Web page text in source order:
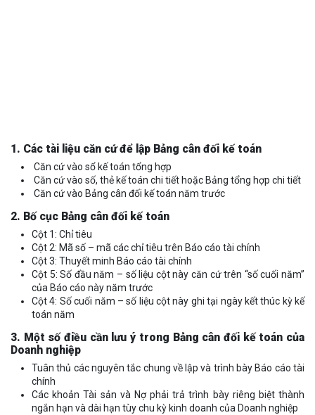
1. Các tài liệu căn cứ để lập Bảng cân đối kế toán
Căn cứ vào sổ kế toán tổng hợp
Căn cứ vào số, thẻ kế toán chi tiết hoặc Bảng tổng hợp chi tiết
Căn cứ vào Bảng cân đối kế toán năm trước
2. Bố cục Bảng cân đối kế toán
Cột 1: Chỉ tiêu
Cột 2: Mã số – mã các chỉ tiêu trên Báo cáo tài chính
Cột 3: Thuyết minh Báo cáo tài chính
Cột 5: Số đầu năm – số liệu cột này căn cứ trên “số cuối năm”
của Báo cáo này năm trước
Cột 4: Số cuối năm – số liệu cột này ghi tại ngày kết thúc kỳ kế
toán năm
3. Một số điều cần lưu ý trong Bảng cân đối kế toán của
Doanh nghiệp
Tuân thủ các nguyên tắc chung về lập và trình bày Báo cáo tài
chính
Các khoản Tài sản và Nợ phải trả trình bày riêng biệt thành
ngắn hạn và dài hạn tùy chu kỳ kinh doanh của Doanh nghiệp